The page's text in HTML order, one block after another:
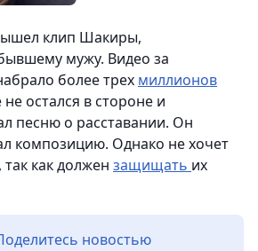
клип Шакиры,
мужу. Видео за
более трех миллионов
остался в стороне и
песню о расставании. Он
композицию. Однако не хочет
как должен защищать их
новостью